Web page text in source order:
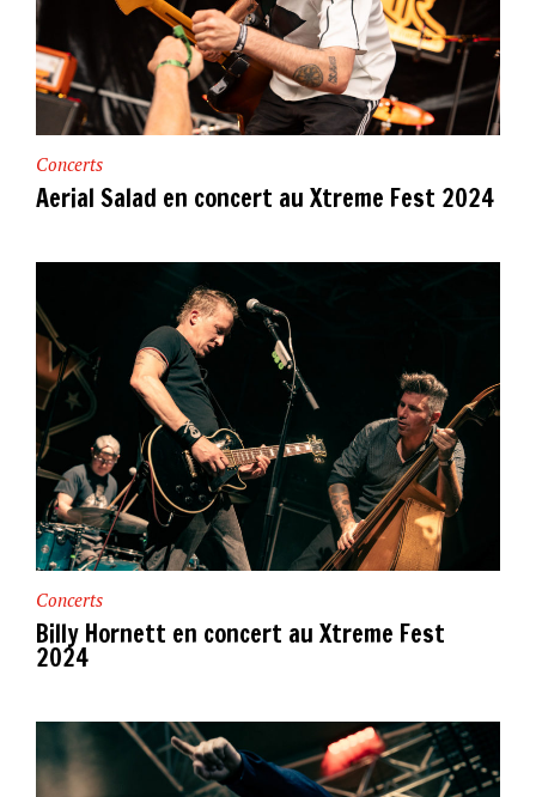
Concerts
Aerial Salad en concert au Xtreme Fest 2024
Concerts
Billy Hornett en concert au Xtreme Fest
2024